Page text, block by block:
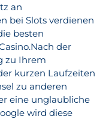
an
bei Slots verdienen
besten
der
zu Ihrem
kurzen Laufzeiten
zu anderen
eine unglaubliche
wird diese